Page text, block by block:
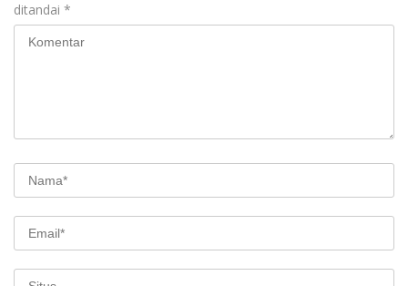
ditandai *